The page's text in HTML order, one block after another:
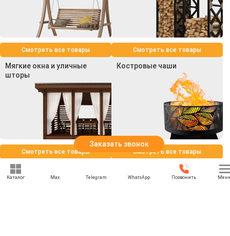
Смотреть все товары Смотреть все товары
Мягкие окна и уличные
шторы
Смотреть все товары
Костровые чаши
Смотреть все товары
Заказать звонок
Каталог Max Telegram WhatsApp Позвонить